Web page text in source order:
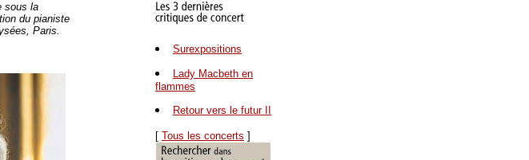
sous la
du pianiste
Paris.
Surexpositions
Lady Macbeth en
flammes
Retour vers le futur II
[ Tous les concerts ]